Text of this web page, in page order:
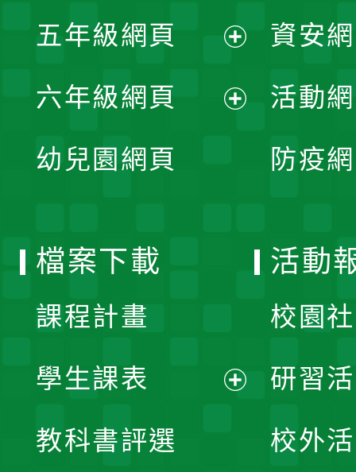
單
選
單
開
選
五年級網頁
開
六年級網頁
幼兒園網頁
資安
活動
防疫
檔案下載
課程計畫
學生課表
教科書評選
活動
校園
研習
校外